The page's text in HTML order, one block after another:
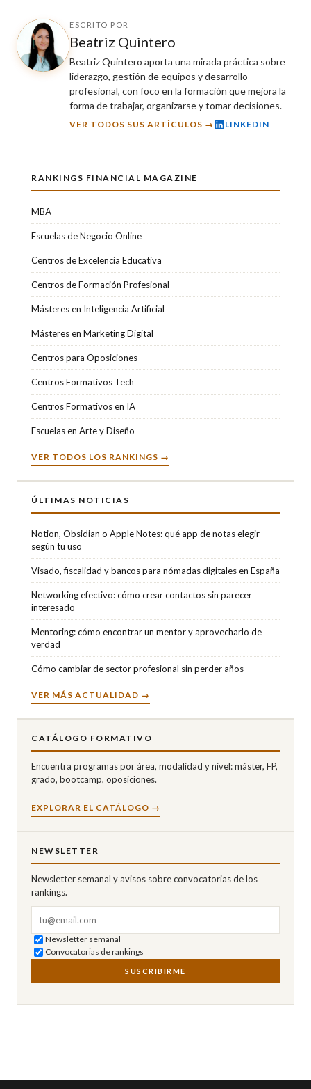
ESCRITO POR
Beatriz Quintero
Beatriz Quintero aporta una mirada práctica sobre
liderazgo, gestión de equipos y desarrollo
profesional, con foco en la formación que mejora la
forma de trabajar, organizarse y tomar decisiones.
VER TODOS SUS ARTÍCULOS → LINKEDIN
RANKINGS FINANCIAL MAGAZINE
MBA
Escuelas de Negocio Online
Centros de Excelencia Educativa
Centros de Formación Profesional
Másteres en Inteligencia Artificial
Másteres en Marketing Digital
Centros para Oposiciones
Centros Formativos Tech
Centros Formativos en IA
Escuelas en Arte y Diseño
VER TODOS LOS RANKINGS →
ÚLTIMAS NOTICIAS
Notion, Obsidian o Apple Notes: qué app de notas elegir
según tu uso
Visado, fiscalidad y bancos para nómadas digitales en España
Networking efectivo: cómo crear contactos sin parecer
interesado
Mentoring: cómo encontrar un mentor y aprovecharlo de
verdad
Cómo cambiar de sector profesional sin perder años
VER MÁS ACTUALIDAD →
CATÁLOGO FORMATIVO
Encuentra programas por área, modalidad y nivel: máster, FP,
grado, bootcamp, oposiciones.
EXPLORAR EL CATÁLOGO →
NEWSLETTER
Newsletter semanal y avisos sobre convocatorias de los
rankings.
Newsletter semanal
Convocatorias de rankings
SUSCRIBIRME